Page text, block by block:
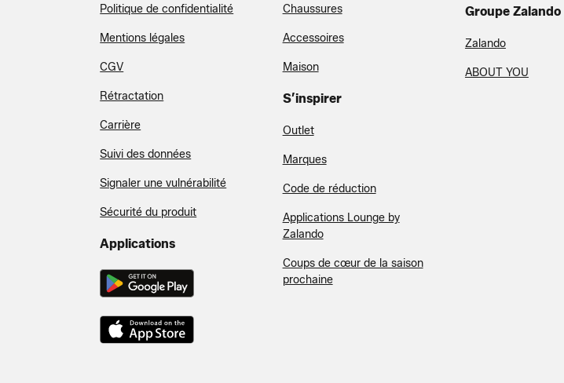
Politique de confidentialité
Mentions légales
CGV
Rétractation
Carrière
Suivi des données
Signaler une vulnérabilité
Sécurité du produit
Applications
Chaussures
Accessoires
Maison
S’inspirer
Outlet
Marques
Code de réduction
Applications Lounge by
Zalando
Coups de cœur de la saison
prochaine
Groupe Zalando
Zalando
ABOUT YOU